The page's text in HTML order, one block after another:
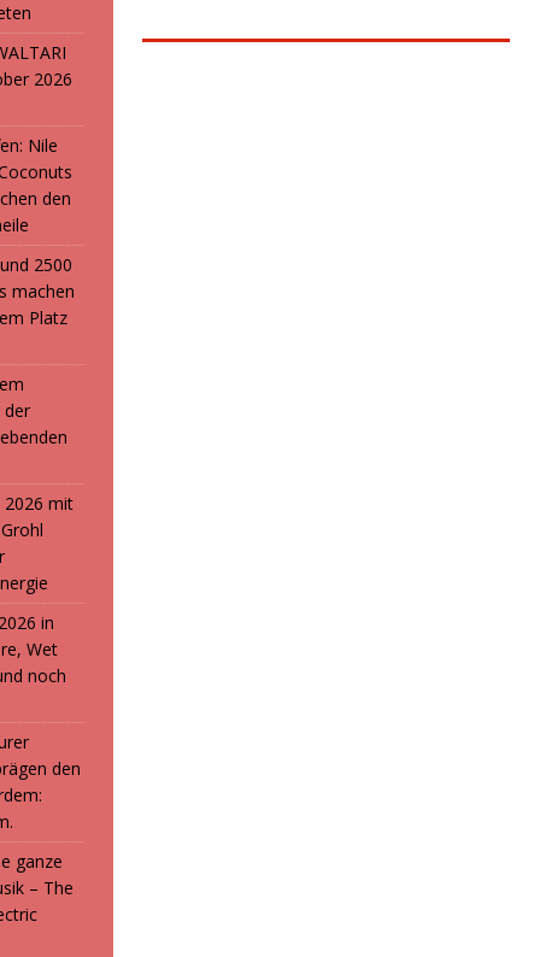
2026
Nile
den
2500
machen
Platz
der
2026 mit
in
Wet
noch
den
ganze
– The